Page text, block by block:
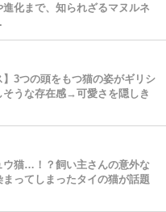
化まで、知られざるマヌルネ
】3つの頭をもつ猫の姿がギリシ
そうな存在感→可愛さを隠しき
ウ猫…！？飼い主さんの意外な
ってしまったタイの猫が話題